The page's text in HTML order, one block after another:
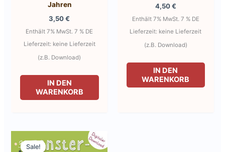
Jahren
3,50€
Enthält 7% MwSt. 7 % DE
Lieferzeit: keine Lieferzeit
(z.B. Download)
IN DEN
WARENKORB
4,50€
Enthält 7% MwSt. 7 % DE
Lieferzeit: keine Lieferzeit
(z.B. Download)
IN DEN
WARENKORB
Sale!
Sale!